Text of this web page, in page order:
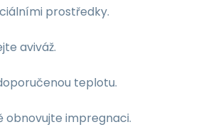
prostředky.
aviváž.
teplotu.
obnovujte impregnaci.